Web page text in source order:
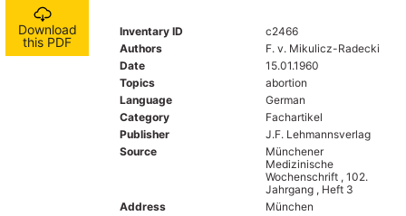
Download
this PDF
Inventary ID
c2466
Authors
F. v. Mikulicz-Radecki
Date
15.01.1960
Topics
abortion
Language
German
Category
Fachartikel
Publisher
J.F. Lehmannsverlag
Source
Münchener
Medizinische
Wochenschrift , 102.
Jahrgang , Heft 3
Address
München